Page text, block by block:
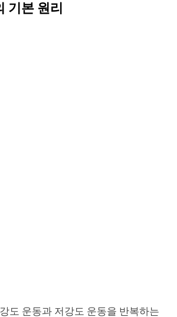
기본 원리
도 운동과 저강도 운동을 반복하는